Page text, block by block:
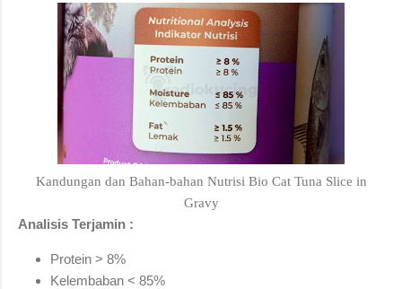
Kandungan dan Bahan-bahan Nutrisi Bio Cat Tuna Slice in
Gravy
Analisis Terjamin :
Protein > 8%
Kelembaban < 85%